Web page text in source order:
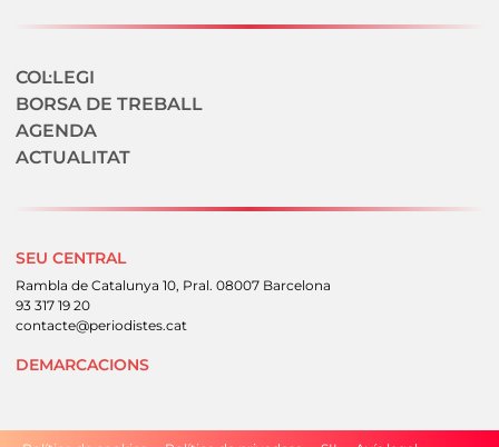
Navegació secundaria
COL·LEGI
BORSA DE TREBALL
AGENDA
ACTUALITAT
SEU CENTRAL
Rambla de Catalunya 10, Pral. 08007 Barcelona
93 317 19 20
contacte@periodistes.cat
DEMARCACIONS